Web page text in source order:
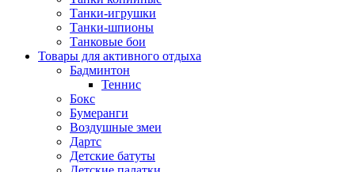
Танки-игрушки
Танки-шпионы
Танковые бои
Товары для активного отдыха
Бадминтон
Теннис
Бокс
Бумеранги
Воздушные змеи
Дартс
Детские батуты